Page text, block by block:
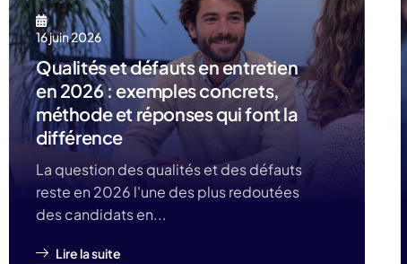
16 juin 2026
Qualités et défauts en entretien
en 2026 : exemples concrets,
méthode et réponses qui font la
différence
La question des qualités et des défauts
reste en 2026 l'une des plus redoutées
des candidats en...
Lire la suite